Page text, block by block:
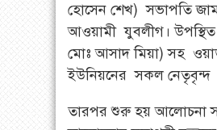
হোসেন শেখ) সভাপতি
আওয়ামী যুবলীগ।
মোঃ আসাদ মিয়া) সহ
ইউনিয়নের সকল নেতৃবৃন্দ
তারপর শুরু হয় আলোচনা